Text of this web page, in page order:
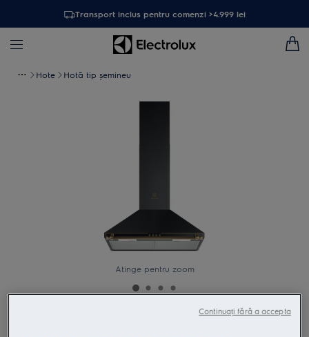
Transport inclus pentru comenzi >4.999 lei
Hote Hotă tip șemineu
Atinge pentru zoom
Continuați fără a accepta